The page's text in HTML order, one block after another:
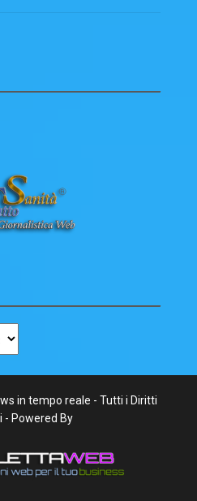
in tempo reale - Tutti i Diritti
- Powered By